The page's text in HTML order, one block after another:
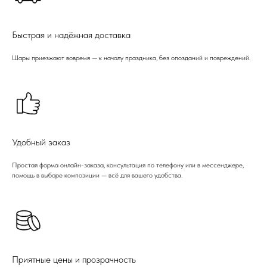
Быстрая и надёжная доставка
Шары приезжают вовремя — к началу праздника, без опозданий и повреждений.
Удобный заказ
Простая форма онлайн-заказа, консультация по телефону или в мессенджере,
помощь в выборе композиции — всё для вашего удобства.
Приятные цены и прозрачность